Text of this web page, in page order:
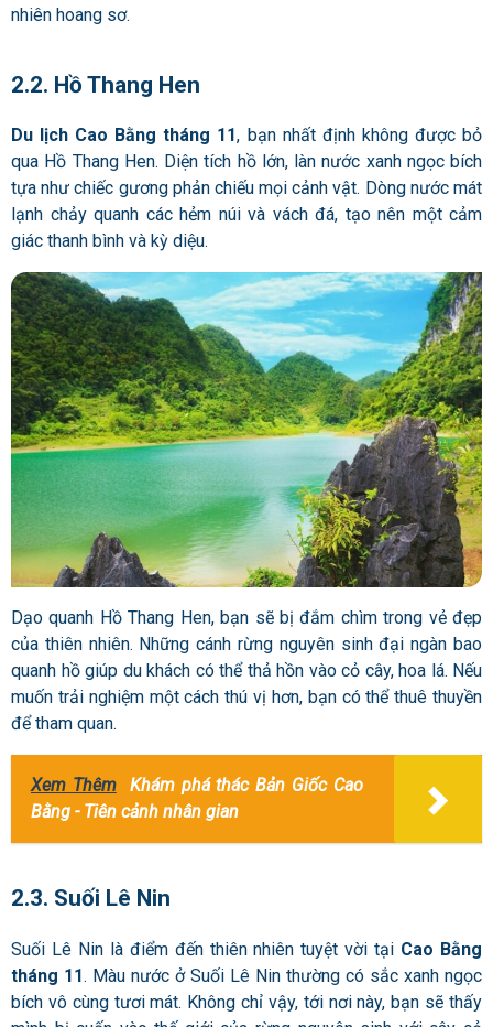
nhiên hoang sơ.
2.2. Hồ Thang Hen
Du lịch Cao Bằng tháng 11, bạn nhất định không được bỏ
qua Hồ Thang Hen. Diện tích hồ lớn, làn nước xanh ngọc bích
tựa như chiếc gương phản chiếu mọi cảnh vật. Dòng nước mát
lạnh chảy quanh các hẻm núi và vách đá, tạo nên một cảm
giác thanh bình và kỳ diệu.
Dạo quanh Hồ Thang Hen, bạn sẽ bị đắm chìm trong vẻ đẹp
của thiên nhiên. Những cánh rừng nguyên sinh đại ngàn bao
quanh hồ giúp du khách có thể thả hồn vào cỏ cây, hoa lá. Nếu
muốn trải nghiệm một cách thú vị hơn, bạn có thể thuê thuyền
để tham quan.
Xem Thêm
Khám phá thác Bản Giốc Cao
Bằng - Tiên cảnh nhân gian
2.3. Suối Lê Nin
Suối Lê Nin là điểm đến thiên nhiên tuyệt vời tại Cao Bằng
tháng 11. Màu nước ở Suối Lê Nin thường có sắc xanh ngọc
bích vô cùng tươi mát. Không chỉ vậy, tới nơi này, bạn sẽ thấy